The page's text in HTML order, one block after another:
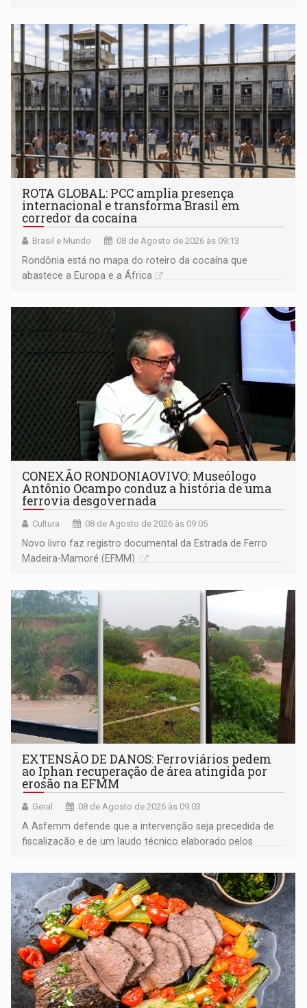
ROTA GLOBAL: PCC amplia presença
internacional e transforma Brasil em
corredor da cocaína
Brasil e Mundo 08 de Agosto de 2026 às 09:13
Rondônia está no mapa do roteiro da cocaína que
abastece a Europa e a África
CONEXÃO RONDONIAOVIVO: Museólogo
Antônio Ocampo conduz a história de uma
ferrovia desgovernada
Cultura 08 de Agosto de 2026 às 09:05
Novo livro faz registro documental da Estrada de Ferro
Madeira-Mamoré (EFMM)
EXTENSÃO DE DANOS: Ferroviários pedem
ao Iphan recuperação de área atingida por
erosão na EFMM
Geral 08 de Agosto de 2026 às 09:03
A Asfemm defende que a intervenção seja precedida de
fiscalização e de um laudo técnico elaborado pelos